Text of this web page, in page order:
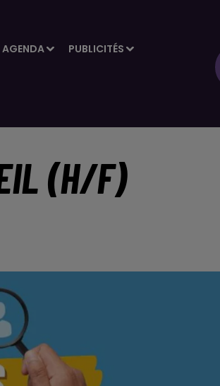
AGENDA PUBLICITÉS
(H/F)